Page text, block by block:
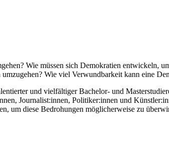
Wie müssen sich Demokratien entwickeln,
Wie viel Verwundbarkeit kann eine
und vielfältiger Bachelor- und
Journalist:innen, Politiker:innen und
um diese Bedrohungen möglicherweise zu